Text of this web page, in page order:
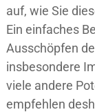
auf, wie Sie
Ein einfaches
Ausschöpfen
insbesondere
viele andere
empfehlen